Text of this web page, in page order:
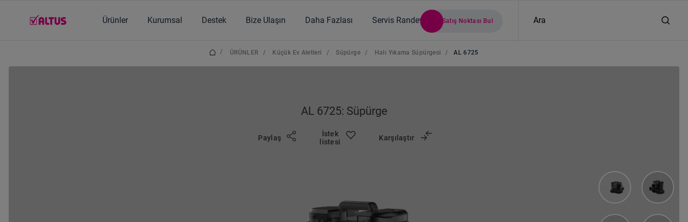
Ürünler
Kurumsal Destek Bize Ulaşın Daha Fazlası Servis Randevusu Satış Noktası Bul Ara
/ ÜRÜNLER / Küçük Ev Aletleri / Süpürge / Halı Yıkama Süpürgesi / AL 6725
AL 6725: Süpürge
Paylaş
İstek
listesi
Karşılaştır